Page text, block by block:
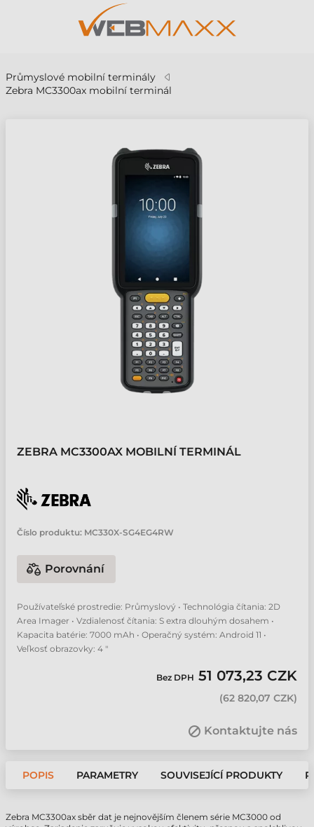
Průmyslové mobilní terminály
Zebra MC3300ax mobilní terminál
ZEBRA MC3300AX MOBILNÍ TERMINÁL
Číslo produktu: MC330X-SG4EG4RW
Porovnání
Používateľské prostredie: Průmyslový • Technológia čítania: 2D
Area Imager • Vzdialenosť čítania: S extra dlouhým dosahem •
Kapacita batérie: 7000 mAh • Operačný systém: Android 11 •
Veľkosť obrazovky: 4 "
Bez DPH 51 073,23 CZK
(62 820,07 CZK)
Kontaktujte nás
POPIS PARAMETRY SOUVISEJÍCÍ PRODUKTY
Zebra MC3300ax sběr dat je nejnovějším členem série MC3000 od